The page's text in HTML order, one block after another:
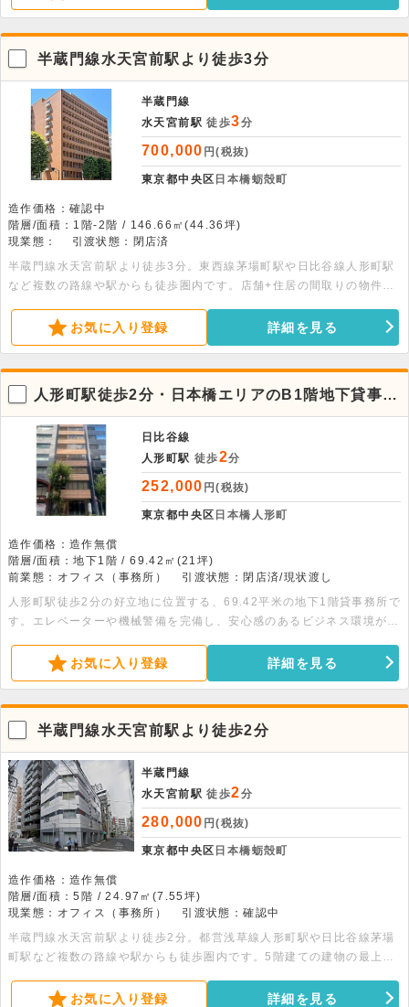
半蔵門線水天宮前駅より徒歩3分
半蔵門線
水天宮前駅 徒歩3分
700,000 円(税抜)
東京都中央区 日本橋蛎殻町
造作価格：確認中
階層/面積：1階-2階 / 146.66㎡(44.36坪)
現業態：
引渡状態：閉店済
半蔵門線水天宮前駅より徒歩3分。東西線茅場町駅や日比谷線人形町駅
など複数の路線や駅からも徒歩圏内です。店舗+住居の間取りの物件で
い。 面積：1階事務所47.85平米+2階住居98.81平米
お気に入り登録 詳細を見る
人形町駅徒歩2分・日本橋エリアのB1階地下貸事務
所スペース
日比谷線
人形町駅 徒歩2分
252,000 円(税抜)
東京都中央区 日本橋人形町
造作価格：造作無償
階層/面積：地下1階 / 69.42㎡(21坪)
前業態：オフィス（事務所）
引渡状態：閉店済/現状渡し
人形町駅徒歩2分の好立地に位置する、69.42平米の地下1階貸事務所で
す。エレベーターや機械警備を完備し、安心感のあるビジネス環境が整
お気に入り登録 詳細を見る
半蔵門線水天宮前駅より徒歩2分
半蔵門線
水天宮前駅 徒歩2分
280,000 円(税抜)
東京都中央区 日本橋蛎殻町
造作価格：造作無償
階層/面積：5階 / 24.97㎡(7.55坪)
現業態：オフィス（事務所）
引渡状態：確認中
半蔵門線水天宮前駅より徒歩2分。都営浅草線人形町駅や日比谷線茅場
町駅など複数の路線や駅からも徒歩圏内です。5階建ての建物の最上
備・タイルカーペット・トイレ完備です。
お気に入り登録 詳細を見る